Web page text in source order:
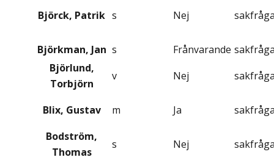
Björck, Patrik s Nej
Björkman, Jan s Frånvarande
Björlund,
Torbjörn
v Nej
Blix, Gustav m Ja
Bodström,
Thomas
s Nej